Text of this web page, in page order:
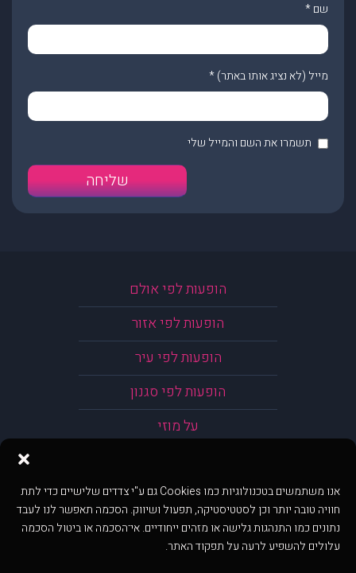
אנו משתמשים בטכנולוגיות כמו Cookies גם ע"י צדדים שלישיים כדי לתת
חוויה טובה יותר וכן לסטטיסטיקה, תפעול ושיווק. הסכמה תאפשר לנו לעבד
נתונים כמו התנהגות גלישה או מזהים ייחודיים. אי־הסכמה או ביטול הסכמה
עלולים להשפיע לרעה על תפקוד האתר.
שם*
מייל (לא נציג אותו באתר)*
תשמרו את השם והמייל שלי
הופעות לפי אולם
הופעות לפי אזור
הופעות לפי עיר
הופעות לפי סגנון
על מוזי